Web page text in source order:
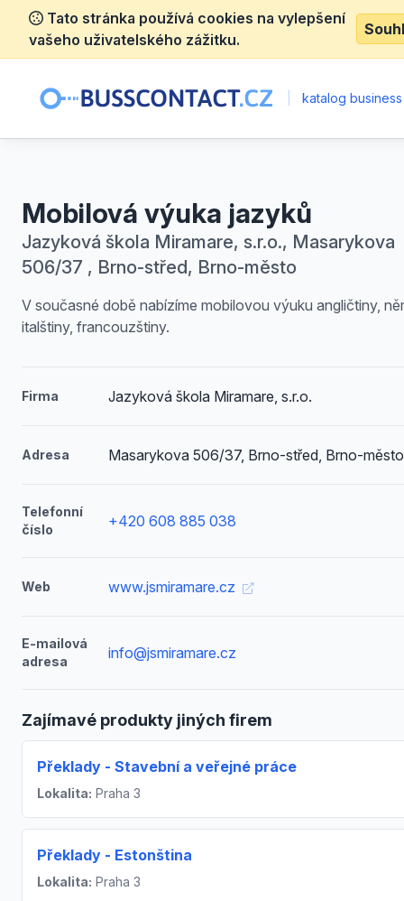
Tato stránka používá cookies na vylepšení
vašeho uživatelského zážitku.
katalog
Mobilová výuka jazyků
Jazyková škola Miramare, s.r.o., Masarykova
506/37 , Brno-střed, Brno-město
V současné době nabízíme mobilovou výuku angličtiny,
italštiny, francouzštiny.
Firma Jazyková škola Miramare, s.r.o.
Adresa Masarykova 506/37, Brno-střed, Brno-město
Telefonní
číslo
+420 608 885 038
Web www.jsmiramare.cz
E-mailová
adresa
info@jsmiramare.cz
Zajímavé produkty jiných firem
Překlady - Stavební a veřejné práce
Lokalita: Praha 3
Překlady - Estonština
Lokalita: Praha 3